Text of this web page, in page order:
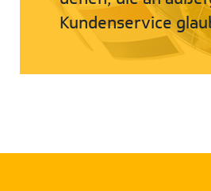
Kundenservice